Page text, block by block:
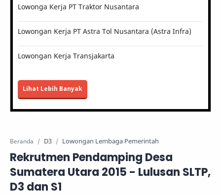
Lowonga Kerja PT Traktor Nusantara
Lowongan Kerja PT Astra Tol Nusantara (Astra Infra)
Lowongan Kerja Transjakarta
Lihat Lebih Banyak
Beranda D3 Lowongan Lembaga Pemerintah
Rekrutmen Pendamping Desa
Sumatera Utara 2015 - Lulusan SLTP,
D3 dan S1